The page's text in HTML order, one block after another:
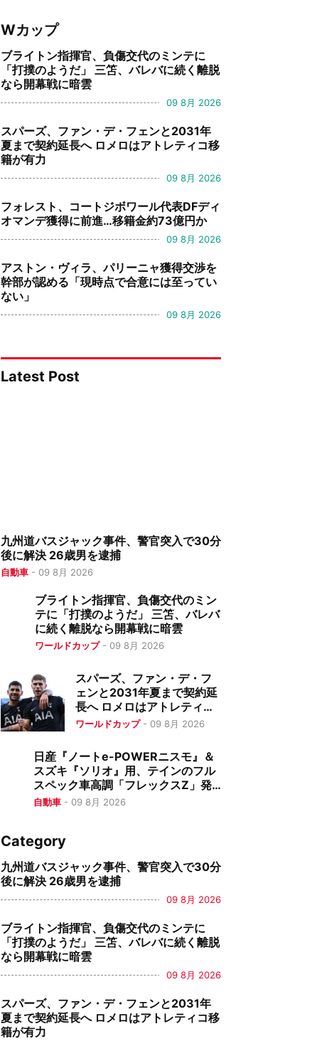
Wカップ
ブライトン指揮官、負傷交代のミンテに
「打撲のようだ」 三笘、バレバに続く離脱
なら開幕戦に暗雲
09 8月 2026
スパーズ、ファン・デ・フェンと2031年
夏まで契約延長へ ロメロはアトレティコ移
籍が有力
09 8月 2026
フォレスト、コートジボワール代表DFディ
オマンデ獲得に前進…移籍金約73億円か
09 8月 2026
アストン・ヴィラ、パリーニャ獲得交渉を
幹部が認める「現時点で合意には至ってい
ない」
09 8月 2026
Latest Post
九州道バスジャック事件、警官突入で30分
後に解決 26歳男を逮捕
自動車 - 09 8月 2026
ブライトン指揮官、負傷交代のミン
テに「打撲のようだ」 三笘、バレバ
に続く離脱なら開幕戦に暗雲
ワールドカップ- 09 8月 2026
スパーズ、ファン・デ・フ
ェンと2031年夏まで契約延
長へ ロメロはアトレティコ
移籍が有力
ワールドカップ- 09 8月 2026
日産『ノートe-POWERニスモ』＆
スズキ『ソリオ』用、テインのフル
スペック車高調「フレックスZ」発
売
自動車- 09 8月 2026
Category
九州道バスジャック事件、警官突入で30分
後に解決 26歳男を逮捕
09 8月 2026
ブライトン指揮官、負傷交代のミンテに
「打撲のようだ」 三笘、バレバに続く離脱
なら開幕戦に暗雲
09 8月 2026
スパーズ、ファン・デ・フェンと2031年
夏まで契約延長へ ロメロはアトレティコ移
籍が有力